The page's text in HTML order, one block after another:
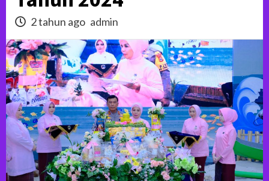
2 tahun ago admin